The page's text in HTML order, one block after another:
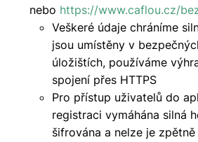
nebo https://www.caflou.cz/
Veškeré údaje chráníme
jsou umístěny v
úložištích, používáme
spojení přes HTTPS
Pro přístup uživatelů do
registraci vymáhána silná
šifrována a nelze je